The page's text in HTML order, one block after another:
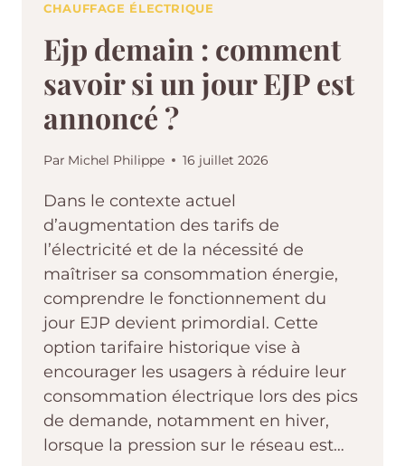
CHAUFFAGE ÉLECTRIQUE
Ejp demain : comment
savoir si un jour EJP est
annoncé ?
Par Michel Philippe 16 juillet 2026
Dans le contexte actuel
d’augmentation des tarifs de
l’électricité et de la nécessité de
maîtriser sa consommation énergie,
comprendre le fonctionnement du
jour EJP devient primordial. Cette
option tarifaire historique vise à
encourager les usagers à réduire leur
consommation électrique lors des pics
de demande, notamment en hiver,
lorsque la pression sur le réseau est…